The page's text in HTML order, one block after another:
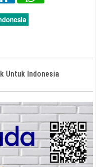
Untuk Indonesia